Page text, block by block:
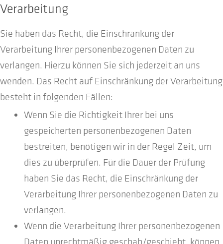
Verarbeitung
Sie haben das Recht, die Einschränkung der
Verarbeitung Ihrer personenbezogenen Daten zu
verlangen. Hierzu können Sie sich jederzeit an uns
wenden. Das Recht auf Einschränkung der Verarbeitung
besteht in folgenden Fällen:
Wenn Sie die Richtigkeit Ihrer bei uns
gespeicherten personenbezogenen Daten
bestreiten, benötigen wir in der Regel Zeit, um
dies zu überprüfen. Für die Dauer der Prüfung
haben Sie das Recht, die Einschränkung der
Verarbeitung Ihrer personenbezogenen Daten zu
verlangen.
Wenn die Verarbeitung Ihrer personenbezogenen
Daten unrechtmäßig geschah/geschieht, können